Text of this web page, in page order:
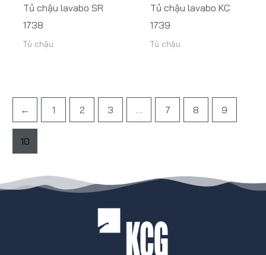
Tủ chậu lavabo SR
1738
Tủ chậu
Tủ chậu lavabo KC
1739
Tủ chậu
← 1 2 3 … 7 8 9
10